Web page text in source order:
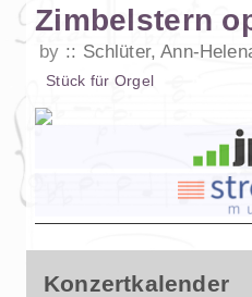
Zimbelstern
by Schlüter, Ann-
Stück für Orgel
Konzertkalender